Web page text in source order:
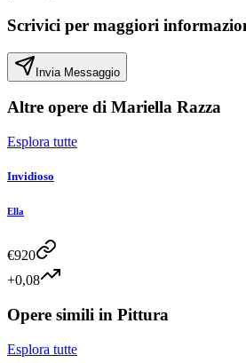
Scrivici per maggiori
Invia Messaggio
Altre opere di Mariella Razza
Esplora tutte
Invidioso
Ella
€920
+0,08
Opere simili in Pittura
Esplora tutte